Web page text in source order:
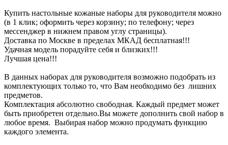
Купить настольные кожаные наборы для руководителя можно
(в 1 клик; оформить через корзину; по телефону; через
мессенджер в нижнем правом углу страницы).
Доставка по Москве в пределах МКАД бесплатная!!!
Удачная модель порадуйте себя и близких!!!
Лучшая цена!!!
В данных наборах для руководителя возможно подобрать из
комплектующих только то, что Вам необходимо без лишних
предметов.
Комплектация абсолютно свободная. Каждый предмет может
быть приобретен отдельно.Вы можете дополнить свой набор в
любое время. Выбирая набор можно продумать функцию
каждого элемента.